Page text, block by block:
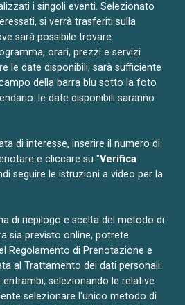
i singoli eventi. Selezionato
si verrà trasferiti sulla
sarà possibile trovare
orari, prezzi e servizi
le date disponibili, sarà sufficiente
della barra blu sotto la foto
le date disponibili saranno
di interesse, inserire il numero di
e cliccare su "Verifica
seguire le istruzioni a video per la
di riepilogo e scelta del metodo di
sia previsto online, potrete
Regolamento di Prenotazione e
al Trattamento dei dati personali:
selezionando le relative
selezionare l'unico metodo di